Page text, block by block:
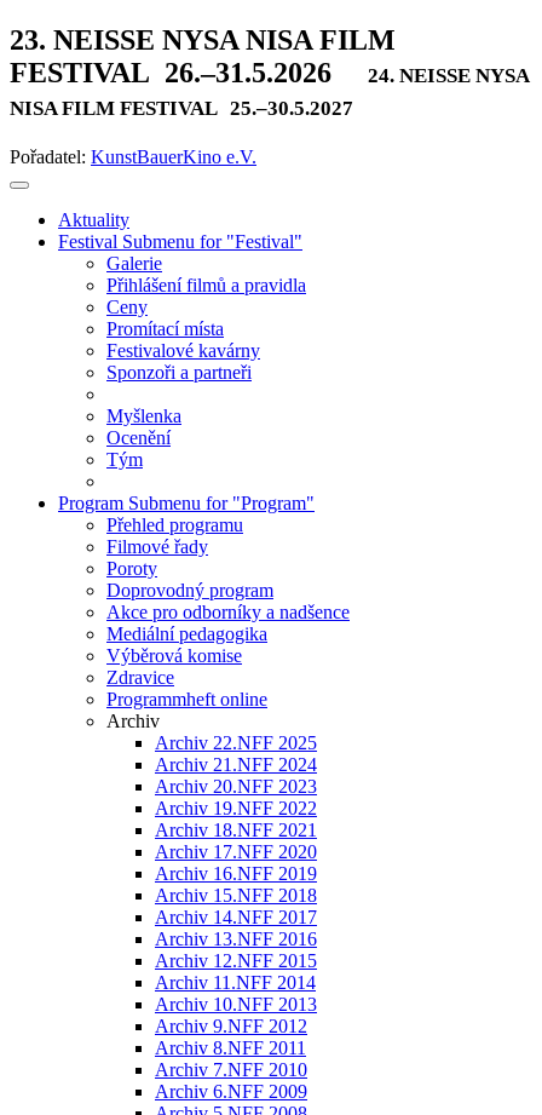
23. NEISSE NYSA NISA FILM
FESTIVAL 26.–31.5.2026
24. NEISSE NYSA
NISA FILM FESTIVAL 25.–30.5.2027
Pořadatel: KunstBauerKino e.V.
Aktuality
Festival Submenu for "Festival"
Galerie
Přihlášení filmů a pravidla
Ceny
Promítací místa
Festivalové kavárny
Sponzoři a partneři
Myšlenka
Ocenění
Tým
Program Submenu for "Program"
Přehled programu
Filmové řady
Poroty
Doprovodný program
Akce pro odborníky a nadšence
Mediální pedagogika
Výběrová komise
Zdravice
Programmheft online
Archiv
Archiv 22.NFF 2025
Archiv 21.NFF 2024
Archiv 20.NFF 2023
Archiv 19.NFF 2022
Archiv 18.NFF 2021
Archiv 17.NFF 2020
Archiv 16.NFF 2019
Archiv 15.NFF 2018
Archiv 14.NFF 2017
Archiv 13.NFF 2016
Archiv 12.NFF 2015
Archiv 11.NFF 2014
Archiv 10.NFF 2013
Archiv 9.NFF 2012
Archiv 8.NFF 2011
Archiv 7.NFF 2010
Archiv 6.NFF 2009